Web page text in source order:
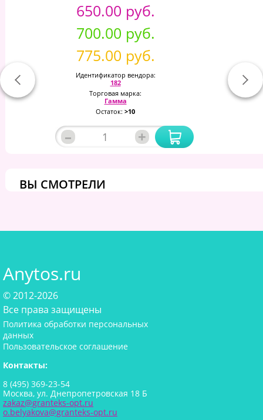
650.00 руб.
700.00 руб.
775.00 руб.
Идентификатор вендора:
182
Торговая марка:
Гамма
Остаток: >10
– +
ВЫ СМОТРЕЛИ
Anytos.ru
© 2012-2026
Все права защищены
Политика обработки персональных
данных
Пользовательское соглашение
Контакты:
8 (495) 369-23-54
Москва, ул. Днепропетровская 18 Б
zakaz@granteks-opt.ru
o.belyakova@granteks-opt.ru